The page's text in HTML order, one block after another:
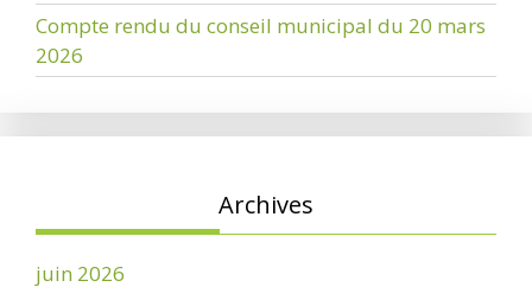
Compte rendu du conseil municipal du 20 mars
2026
Archives
juin 2026